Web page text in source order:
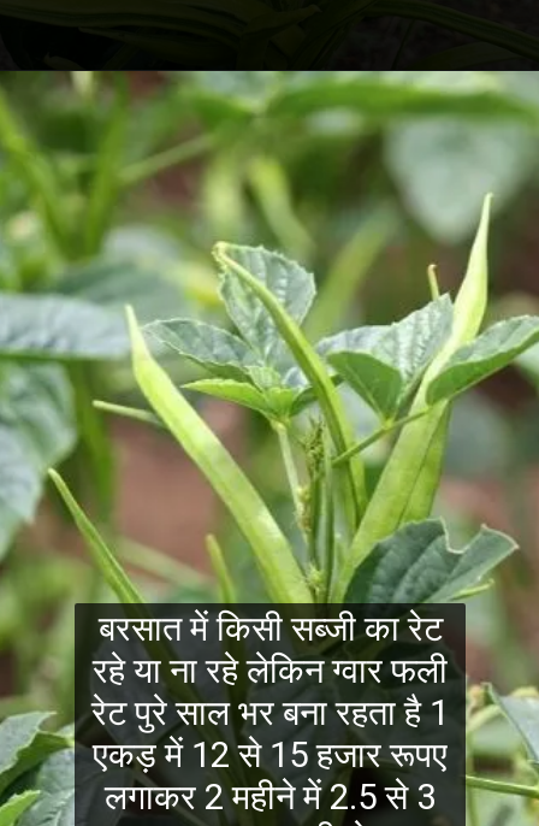
बरसात में किसी सब्जी का रेट
रहे या ना रहे लेकिन ग्वार फली
रेट पुरे साल भर बना रहता है 1
एकड़ में 12 से 15 हजार रूपए
लगाकर 2 महीने में 2.5 से 3